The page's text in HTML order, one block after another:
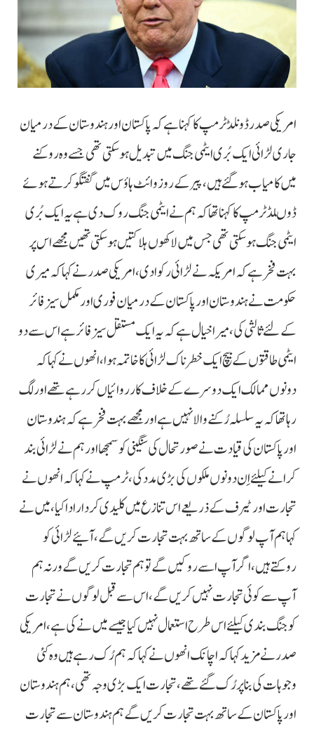
امریکی صدر ڈونلڈ ٹرمپ کا کہنا ہے کہ پاکستان اور ہندوستان کے درمیان
جاری لڑائی ایک بُری ایٹمی جنگ میں تبدیل ہو سکتی تھی جسے وہ روکنے
میں کامیاب ہوگئے ہیں، پیر کے روز وائٹ ہاؤس میں گفتگو کرتے ہوئے
ڈوںلڈ ٹرمپ کا کہنا تھا کہ ہم نے ایٹمی جنگ روک دی ہے یہ ایک بُری
ایٹمی جنگ ہو سکتی تھی جس میں لاکھوں ہلاکتیں ہو سکتی تھیں مجھے اس پر
بہت فخر ہے کہ امریکہ نے لڑائی رکوا دی، امریکی صدر نے کہا کہ میری
حکومت نے ہندوستان اور پاکستان کے درمیان فوری اور مکمل سیز فائر
کے لئے ثالثی کی، میرا خیال ہے کہ یہ ایک مستقل سیز فائر ہے اس سے دو
ایٹمی طاقتوں کے بیچ ایک خطرناک لڑائی کا خاتمہ ہوا، انھوں نے کہا کہ
دونوں ممالک ایک دوسرے کے خلاف کارروائیاں کر رہے تھے اور لگ
رہا تھا کہ یہ سلسلہ رُکنے والا نہیں ہے اور مجھے بہت فخر ہے کہ ہندوستان
اور پاکستان کی قیادت نے صورتحال کی سنگینی کو سمجھا اور ہم نے لڑائی بند
کرانے کیلئے اِن دونوں ملکوں کی بڑی مدد کی، ٹرمپ نے کہا کہ انھوں نے
تجارت اور ٹیرف کے ذریعے اس تنازع میں کلیدی کردار ادا کیا، میں نے
کہا ہم آپ لوگوں کے ساتھ بہت تجارت کریں گے، آئیے لڑائی کو
روکتے ہیں، اگر آپ اسے روکیں گے تو ہم تجارت کریں گے ورنہ ہم
آپ سے کوئی تجارت نہیں کریں گے، اس سے قبل لوگوں نے تجارت
کو جنگ بندی کیلئے اس طرح استعمال نہیں کیا جیسے میں نے کی ہے، امریکی
صدر نے مزید کہا کہ اچانک انھوں نے کہا کہ ہم رُک رہے ہیں وہ کئی
وجوہات کی بنا پر رُک گئے تھے، تجارت ایک بڑی وجہ تھی، ہم ہندوستان
اور پاکستان کے ساتھ بہت تجارت کریں گے ہم ہندوستان سے تجارت